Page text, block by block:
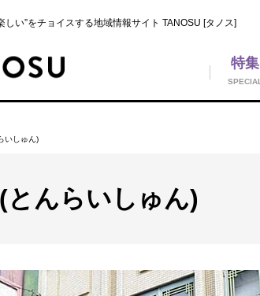
しい”をチョイスする地域情報サイト TANOSU [タノス]
特集
SPECIAL
いしゅん)
とんらいしゅん)